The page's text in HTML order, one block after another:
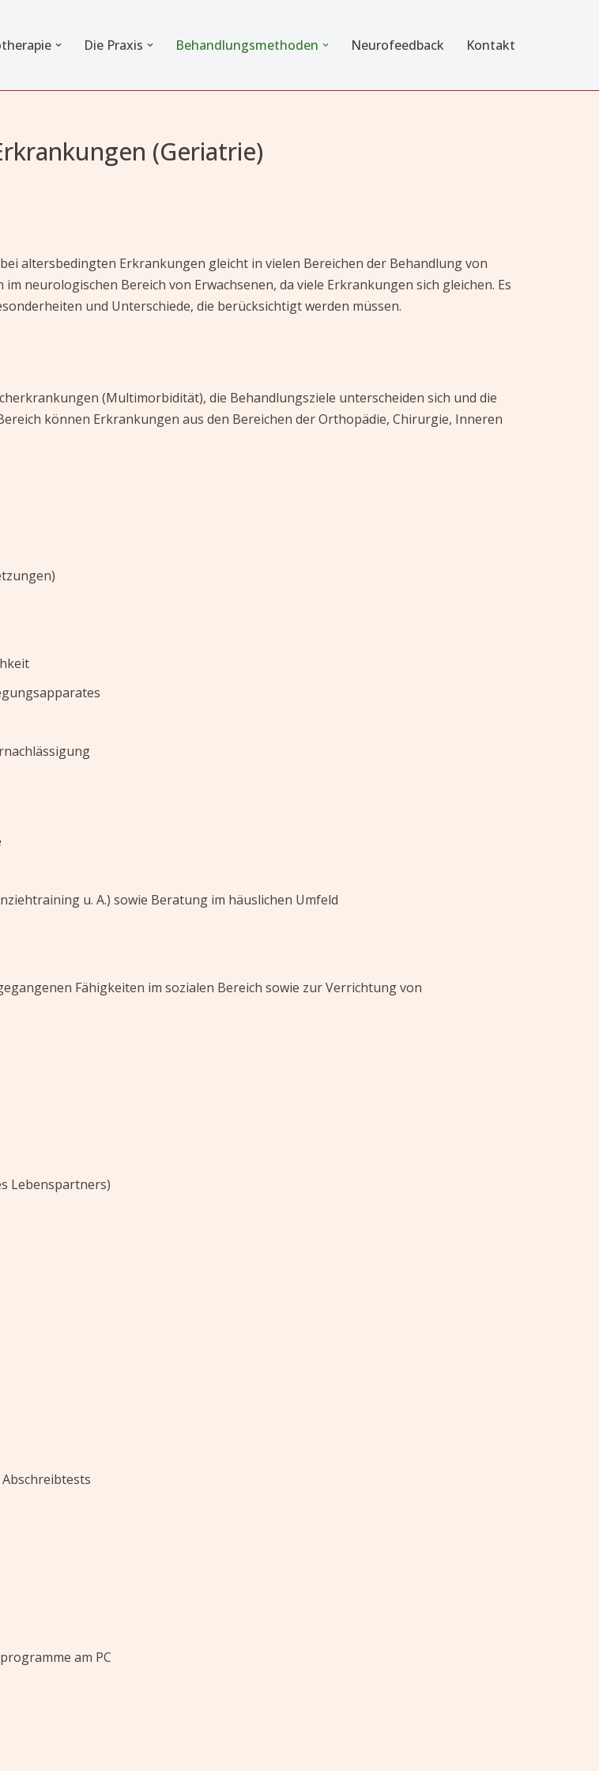
Die Praxis Behandlungsmethoden Neurofeedback Kontakt
(Geriatrie)
altersbedingten Erkrankungen gleicht in vielen Bereichen der Behandlung von
neurologischen Bereich von Erwachsenen, da viele Erkrankungen sich gleichen. Es
und Unterschiede, die berücksichtigt werden müssen.
(Multimorbidität), die Behandlungsziele unterscheiden sich und die
können Erkrankungen aus den Bereichen der Orthopädie, Chirurgie, Inneren
u. A.) sowie Beratung im häuslichen Umfeld
Fähigkeiten im sozialen Bereich sowie zur Verrichtung von
Lebenspartners)
am PC